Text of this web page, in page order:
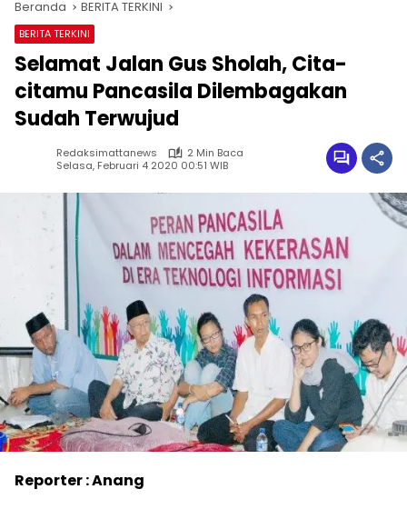
Beranda BERITA TERKINI
BERITA TERKINI
Selamat Jalan Gus Sholah, Cita-
citamu Pancasila Dilembagakan
Sudah Terwujud
Redaksimattanews
2 Min Baca
Selasa, Februari 4 2020 00:51 WIB
Reporter : Anang